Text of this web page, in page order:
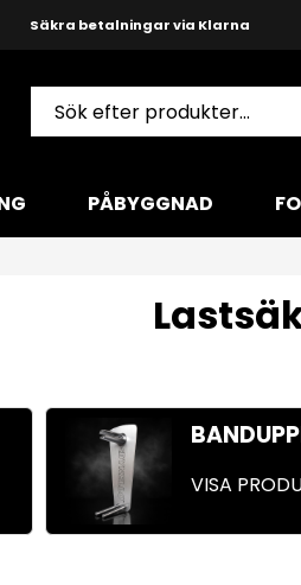
Säkra betalningar via Klarna
Produktkunnig och hjälpsam support
PÅBYGGNAD
VISA